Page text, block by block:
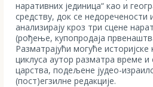
наративних јединица“ као и
средству, док се недоречености
анализирају кроз три сцене
(рођење, купопродаја
Разматрајући могуће
циклуса аутор разматра време
царства, подељене јудео-
(пост)егзилне редакције.